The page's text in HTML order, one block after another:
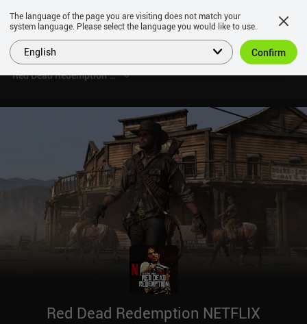
Red Dead Redemption NETFLIX
Red Dead Redemption NETFLIX
The language of the page you are visiting does not match your
system language. Please select the language you would like to use.
English Confirm